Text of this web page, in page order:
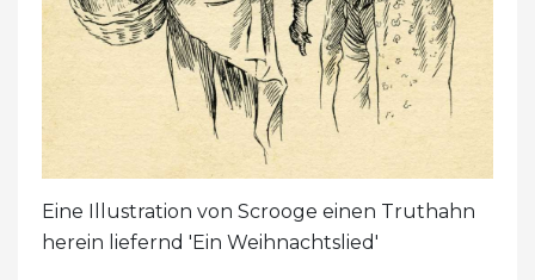
Eine Illustration von Scrooge einen Truthahn
herein liefernd 'Ein Weihnachtslied'